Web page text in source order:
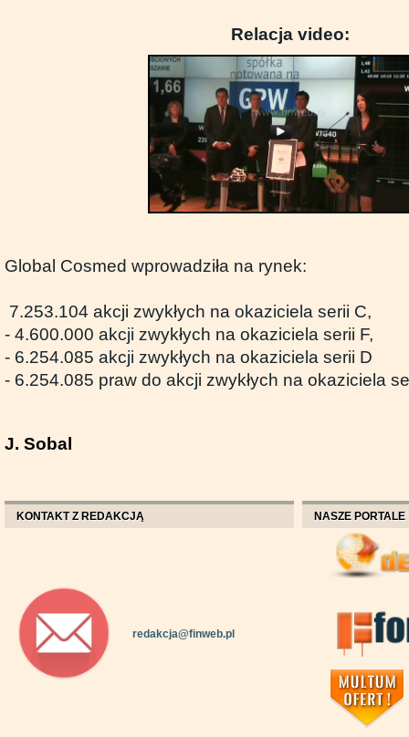
Relacja video:
Global Cosmed wprowadziła na rynek:
7.253.104 akcji zwykłych na okaziciela serii C,
- 4.600.000 akcji zwykłych na okaziciela serii F,
- 6.254.085 akcji zwykłych na okaziciela serii D
- 6.254.085 praw do akcji zwykłych na okaziciela
J. Sobal
KONTAKT Z REDAKCJĄ
redakcja@finweb.pl
NASZE PORTALE